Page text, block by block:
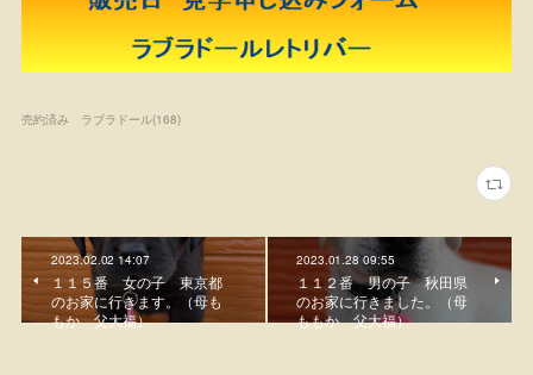
売約済み ラブラドール(168)
2023.02.02 14:07
１１５番 女の子 東京都
のお家に行きます。（母も
もか 父大福）
2023.01.28 09:55
１１２番 男の子 秋田県
のお家に行きました。（母
ももか 父大福）